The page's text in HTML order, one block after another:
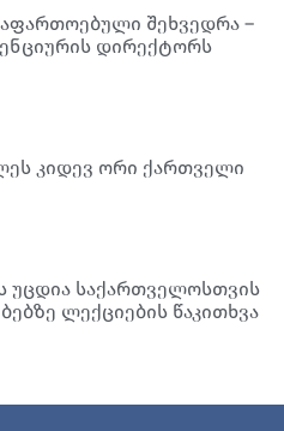
შეხვედრა –
დირექტორს
კიდევ ორი ქართველი
უცდია საქართველოსთვის
ლექციების წაკითხვა